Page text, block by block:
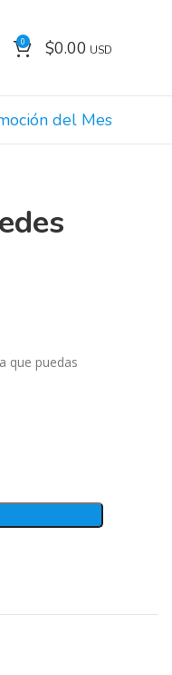
0 $0.00
del Mes
que puedas